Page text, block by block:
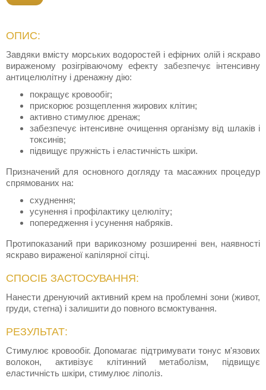
ОПИС:
Завдяки вмісту морських водоростей і ефірних олій і яскраво
вираженому розігріваючому ефекту забезпечує інтенсивну
антицелюлітну і дренажну дію:
покращує кровообіг;
прискорює розщеплення жирових клітин;
активно стимулює дренаж;
забезпечує інтенсивне очищення організму від шлаків і
токсинів;
підвищує пружність і еластичність шкіри.
Призначений для основного догляду та масажних процедур
спрямованих на:
схуднення;
усунення і профілактику целюліту;
попередження і усунення набряків.
Протипоказаний при варикозному розширенні вен, наявності
яскраво вираженої капілярної сітці.
СПОСІБ ЗАСТОСУВАННЯ:
Нанести дренуючий активний крем на проблемні зони (живот,
груди, стегна) і залишити до повного всмоктування.
РЕЗУЛЬТАТ:
Стимулює кровообіг. Допомагає підтримувати тонус м'язових
волокон, активізує клітинний метаболізм, підвищує
еластичність шкіри, стимулює ліполіз.